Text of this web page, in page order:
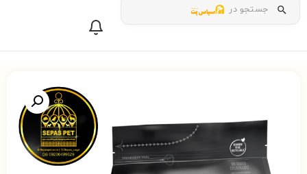
جستجو در